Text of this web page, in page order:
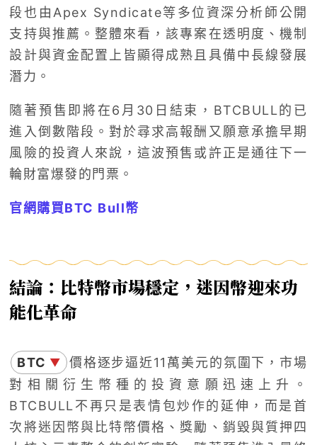
段也由Apex Syndicate等多位資深分析師公開
支持與推薦。整體來看，該專案在透明度、機制
設計與資金配置上皆顯得成熟且具備中長線發展
潛力。
隨著預售即將在6月30日結束，BTCBULL的已
進入倒數階段。對於尋求高報酬又願意承擔早期
風險的投資人來說，這波預售或許正是通往下一
輪財富爆發的門票。
官網購買BTC Bull幣
結論：比特幣市場穩定，迷因幣迎來功
能化革命
BTC ▼
價格逐步逼近11萬美元的氛圍下，市場
對相關衍生幣種的投資意願迅速上升。
BTCBULL不再只是表情包炒作的延伸，而是首
次將迷因幣與比特幣價格、獎勵、銷毀與質押四